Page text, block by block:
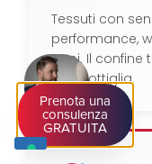
Tessuti con
performance,
capi. Il confine
si assottiglia.
Prenota una
consulenza
GRATUITA